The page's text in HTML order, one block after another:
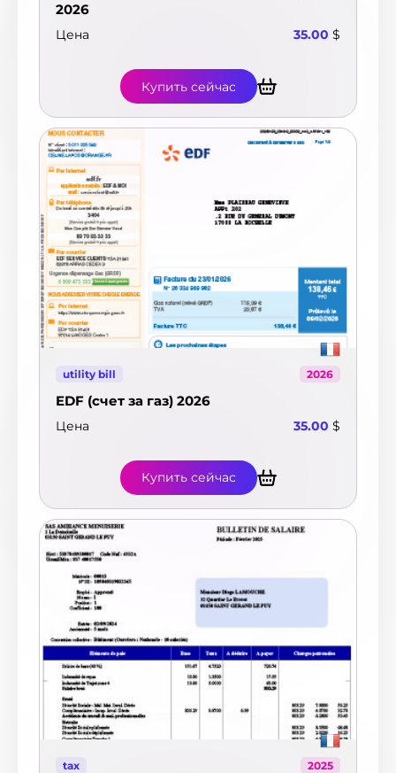
2026
Цена 35.00 $
Купить сейчас
utility bill 2026
EDF (счет за газ) 2026
Цена 35.00 $
Купить сейчас
tax 2025